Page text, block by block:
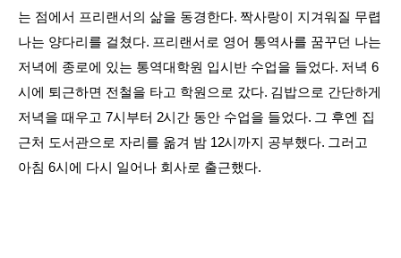
는 점에서 프리랜서의 삶을 동경한다. 짝사랑이 지겨워질 무렵
나는 양다리를 걸쳤다. 프리랜서로 영어 통역사를 꿈꾸던 나는
저녁에 종로에 있는 통역대학원 입시반 수업을 들었다. 저녁6
시에 퇴근하면 전철을 타고 학원으로 갔다. 김밥으로 간단하게
저녁을 때우고 7시부터 2시간 동안 수업을 들었다. 그 후엔 집
근처 도서관으로 자리를 옮겨 밤 12시까지 공부했다. 그러고
아침 6시에 다시 일어나 회사로 출근했다.